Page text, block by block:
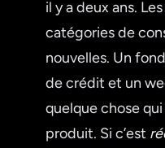
il y a deux ans.
catégories de
nouvelles. Un
de crédit et un
quelque chose
produit. Si c’est